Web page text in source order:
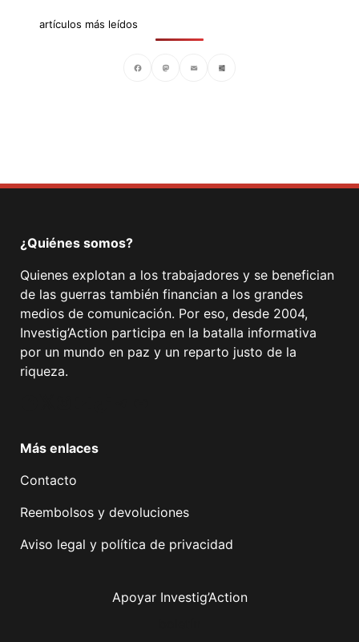
artículos más leídos
¿Quiénes somos?
Quienes explotan a los trabajadores y se benefician
de las guerras también financian a los grandes
medios de comunicación. Por eso, desde 2004,
Investig’Action participa en la batalla informativa
por un mundo en paz y un reparto justo de la
riqueza.
Más enlaces
Contacto
Reembolsos y devoluciones
Aviso legal y política de privacidad
Apoyar Investig’Action